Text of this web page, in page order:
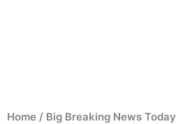
Home / Big Breaking News Today